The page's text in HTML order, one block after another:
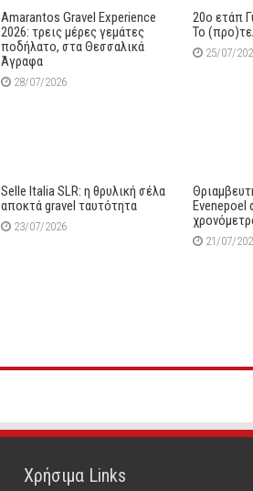
Amarantos Gravel Experience
2026: τρεις μέρες γεμάτες
ποδήλατο, στα Θεσσαλικά
Άγραφα
28/07/2026
20ο ετάπ
Το
25/07/
Selle Italia SLR: η θρυλική σέλα
αποκτά gravel ταυτότητα
23/07/2026
Evenepoel
21/07/
Χρήσιμα Links